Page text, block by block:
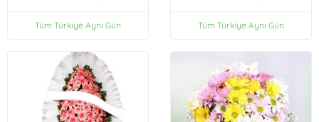
Tüm Türkiye Aynı Gün Tüm Türkiye Aynı Gün